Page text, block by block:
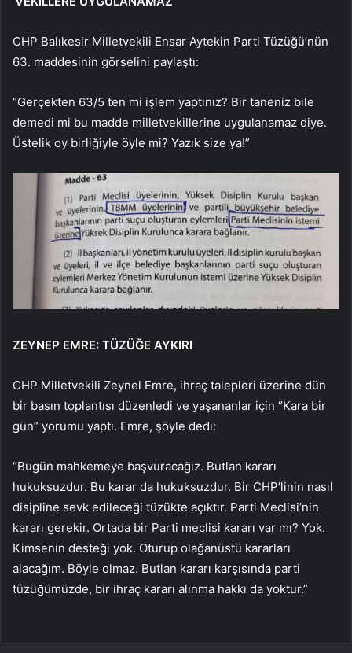
CHP Balıkesir Milletvekili Ensar Aytekin Parti Tüzüğü’nün
63. maddesinin görselini paylaştı:
“Gerçekten 63/5 ten mi işlem yaptınız? Bir taneniz bile
demedi mi bu madde milletvekillerine uygulanamaz diye.
Üstelik oy birliğiyle öyle mi? Yazık size ya!”
ZEYNEP EMRE: TÜZÜĞE AYKIRI
CHP Milletvekili Zeynel Emre, ihraç talepleri üzerine dün
bir basın toplantısı düzenledi ve yaşananlar için “Kara bir
gün” yorumu yaptı. Emre, şöyle dedi:
“Bugün mahkemeye başvuracağız. Butlan kararı
hukuksuzdur. Bu karar da hukuksuzdur. Bir CHP’linin nasıl
disipline sevk edileceği tüzükte açıktır. Parti Meclisi’nin
kararı gerekir. Ortada bir Parti meclisi kararı var mı? Yok.
Kimsenin desteği yok. Oturup olağanüstü kararları
alacağım. Böyle olmaz. Butlan kararı karşısında parti
tüzüğümüzde, bir ihraç kararı alınma hakkı da yoktur.”